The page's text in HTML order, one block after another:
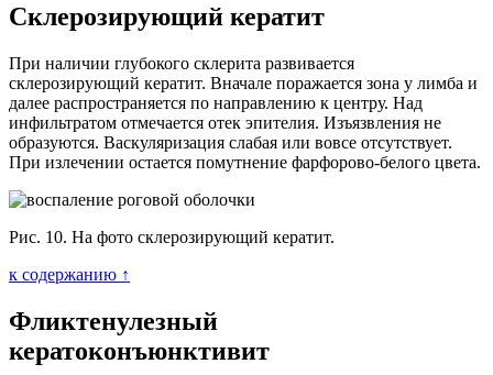
Склерозирующий кератит
При наличии глубокого склерита развивается
склерозирующий кератит. Вначале поражается зона у лимба и
далее распространяется по направлению к центру. Над
инфильтратом отмечается отек эпителия. Изъязвления не
образуются. Васкуляризация слабая или вовсе отсутствует.
При излечении остается помутнение фарфорово-белого цвета.
Рис. 10. На фото склерозирующий кератит.
к содержанию ↑
Фликтенулезный
кератоконъюнктивит